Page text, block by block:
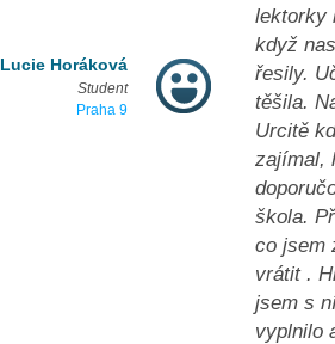
Lucie Horáková
Student
Praha 9
lektorky
když
řesily.
těšila.
Urcitě
zajímal,
škola.
co jsem
vrátit .
jsem s
vyplnilo